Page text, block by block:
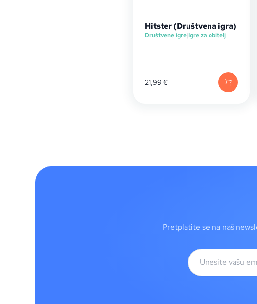
Hitster (Društvena igra)
Društvene igre|Igre za obitelj
21,99 €
Pretplatite se na naš